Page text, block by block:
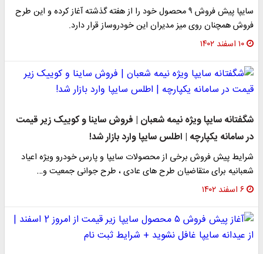
سایپا پیش فروش ۹ محصول خود را از هفته گذشته آغاز کرده و این طرح
فروش همچنان روی میز مدیران این خودروساز قرار دارد.
۱۰ اسفند ۱۴۰۲
شگفتانه سایپا ویژه نیمه شعبان | فروش ساینا و کوییک زیر قیمت
در سامانه یکپارچه | اطلس سایپا وارد بازار شد!
شرایط پیش فروش برخی از محصولات سایپا و پارس خودرو ویژه اعیاد
شعبانیه برای متقاضیان طرح های عادی ، طرح جوانی جمعیت و…
۶ اسفند ۱۴۰۲